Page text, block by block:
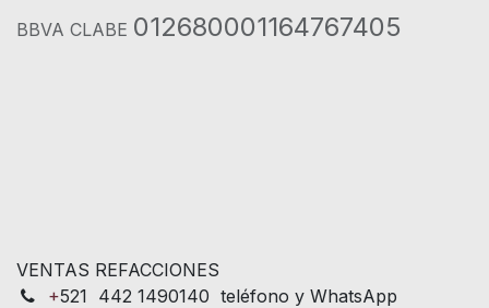
BBVA CLABE 012680001164767405
VENTAS REFACCIONES
+521 442 1490140 teléfono y WhatsApp